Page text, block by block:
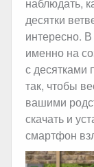
наблюдать,
десятки
интересно.
именно на
с десятками
так, чтобы
вашими
скачать и
смартфон